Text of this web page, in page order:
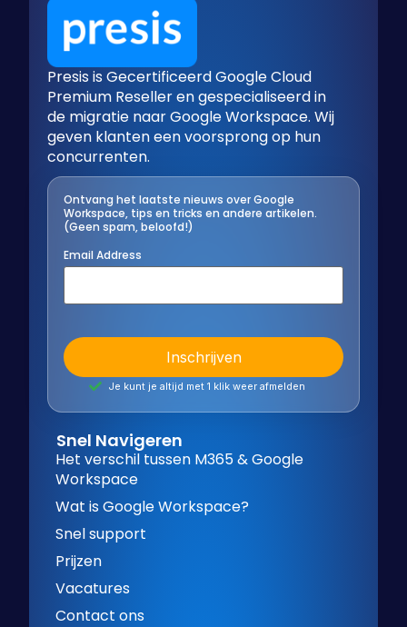
Presis is Gecertificeerd Google Cloud
Premium Reseller en gespecialiseerd in
de migratie naar Google Workspace. Wij
geven klanten een voorsprong op hun
concurrenten.
Ontvang het laatste nieuws over Google
Workspace, tips en tricks en andere artikelen.
(Geen spam, beloofd!)
Email Address
Je kunt je altijd met 1 klik weer afmelden
Snel Navigeren
Het verschil tussen M365 & Google
Workspace
Wat is Google Workspace?
Snel support
Prijzen
Vacatures
Contact ons